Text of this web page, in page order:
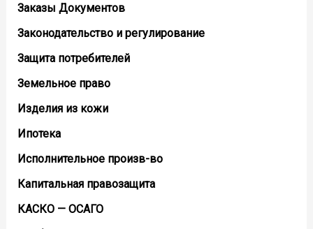
Заказы Документов
Законодательство и регулирование
Защита потребителей
Земельное право
Изделия из кожи
Ипотека
Исполнительное произв-во
Капитальная правозащита
КАСКО — ОСАГО